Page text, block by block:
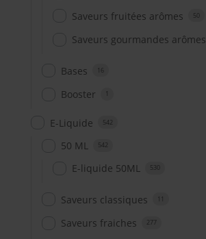
Saveurs fruitées arômes 50
Saveurs gourmandes arômes
Bases 16
Booster 1
E-Liquide 542
50 ML 542
E-liquide 50ML 530
Saveurs classiques 11
Saveurs fraiches 277